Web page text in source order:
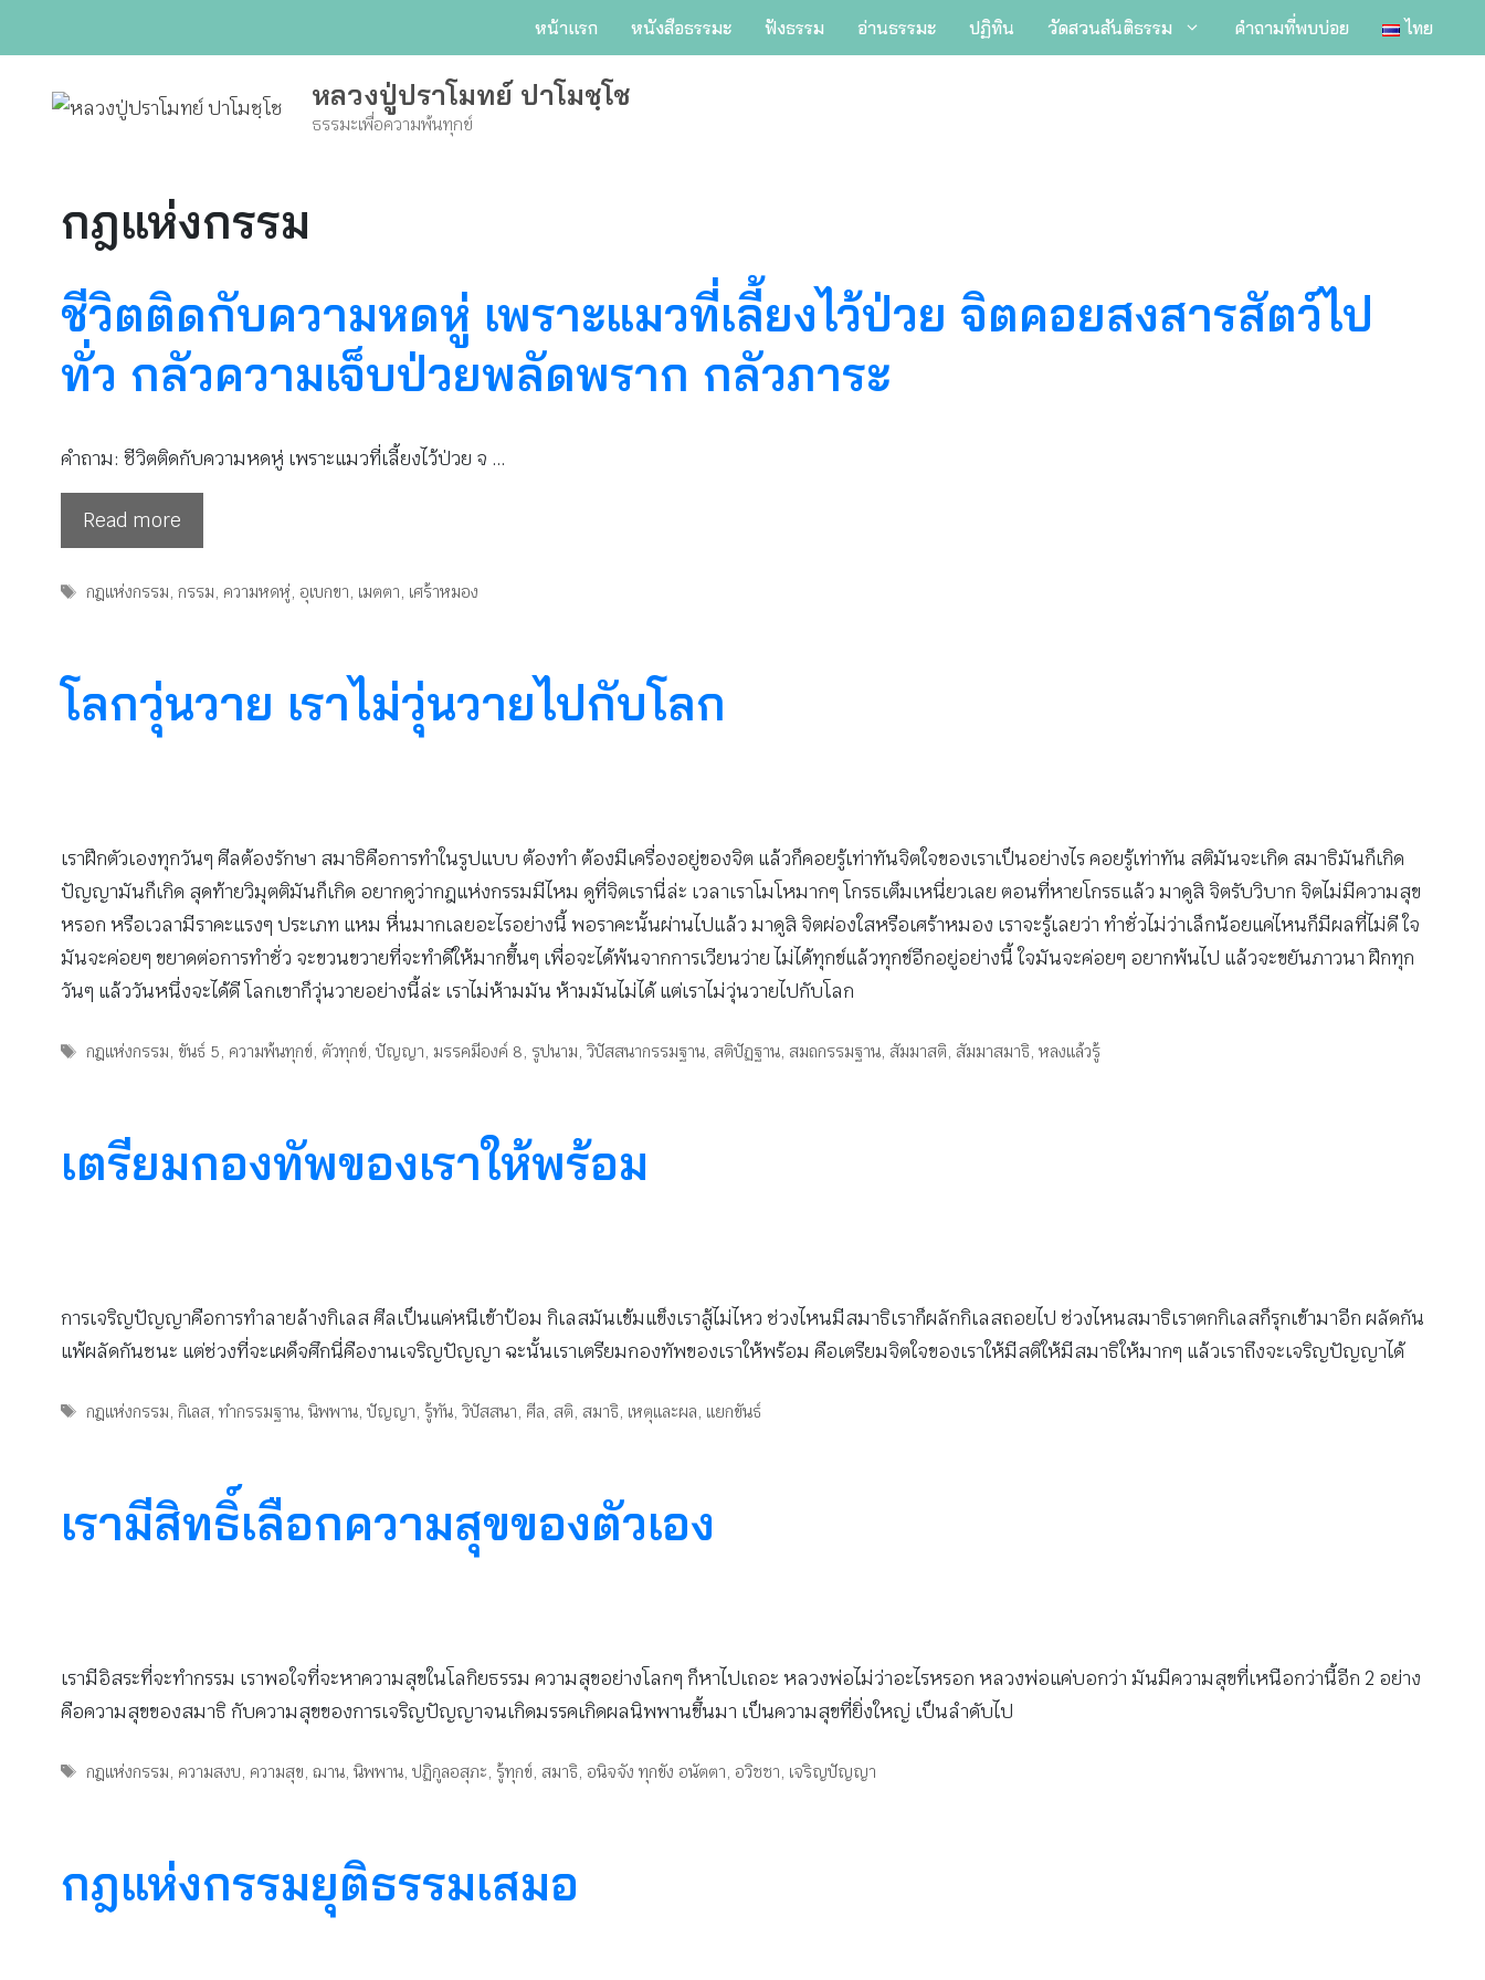
หน้าแรก หนังสือธรรมะ ฟังธรรม อ่านธรรมะ ปฏิทิน วัดสวนสันติธรรม คำถามที่พบบ่อย ไทย
หลวงปู่ปราโมทย์ ปาโมชฺโช
ธรรมะเพื่อความพ้นทุกข์
กฎแห่งกรรม
ชีวิตติดกับความหดหู่ ​เพราะแมวที่เลี้ยงไว้ป่วย จิตคอยสงสารสัตว์​ไป
ทั่ว​ กลัวความเจ็บป่วยพลัดพราก กลัวภาระ
คำถาม: ชีวิตติดกับความหดหู่ ​เพราะแมวที่เลี้ยงไว้ป่วย จ …
Read more
Tags
กฎแห่งกรรม,กรรม, ความหดหู่, อุเบกขา, เมตตา, เศร้าหมอง
โลกวุ่นวาย เราไม่วุ่นวายไปกับโลก
เราฝึกตัวเองทุกวันๆ ศีลต้องรักษา สมาธิคือการทำในรูปแบบ ต้องทำ ต้องมีเครื่องอยู่ของจิต แล้วก็คอยรู้เท่าทันจิตใจของเราเป็นอย่างไร คอยรู้เท่าทัน สติมันจะเกิด สมาธิมันก็เกิด
ปัญญามันก็เกิด สุดท้ายวิมุตติมันก็เกิด อยากดูว่ากฎแห่งกรรมมีไหม ดูที่จิตเรานี่ล่ะ เวลาเราโมโหมากๆ โกรธเต็มเหนี่ยวเลย ตอนที่หายโกรธแล้ว มาดูสิ จิตรับวิบาก จิตไม่มีความสุข
หรอก หรือเวลามีราคะแรงๆ ประเภท แหม หื่นมากเลยอะไรอย่างนี้ พอราคะนั้นผ่านไปแล้ว มาดูสิ จิตผ่องใสหรือเศร้าหมอง เราจะรู้เลยว่า ทำชั่วไม่ว่าเล็กน้อยแค่ไหนก็มีผลที่ไม่ดี ใจ
มันจะค่อยๆ ขยาดต่อการทำชั่ว จะขวนขวายที่จะทำดีให้มากขึ้นๆ เพื่อจะได้พ้นจากการเวียนว่าย ไม่ได้ทุกข์แล้วทุกข์อีกอยู่อย่างนี้ ใจมันจะค่อยๆ อยากพ้นไป แล้วจะขยันภาวนา ฝึกทุก
วันๆ แล้ววันหนึ่งจะได้ดี โลกเขาก็วุ่นวายอย่างนี้ล่ะ เราไม่ห้ามมัน ห้ามมันไม่ได้ แต่เราไม่วุ่นวายไปกับโลก
Tags
กฎแห่งกรรม ขันธ์ 5 ความพ้นทุกข์ ตัวทุกข์ ,ปัญญา มรรคมีองค์ 8 รูปนาม ,วิปัสสนากรรมฐาน สติปัฏฐาน สมถกรรมฐาน สัมมาสติ สัมมาสมาธิ ,หลงแล้วรู้
เตรียมกองทัพของเราให้พร้อม
การเจริญปัญญาคือการทำลายล้างกิเลส ศีลเป็นแค่หนีเข้าป้อม กิเลสมันเข้มแข็งเราสู้ไม่ไหว ช่วงไหนมีสมาธิเราก็ผลักกิเลสถอยไป ช่วงไหนสมาธิเราตกกิเลสก็รุกเข้ามาอีก ผลัดกัน
แพ้ผลัดกันชนะ แต่ช่วงที่จะเผด็จศึกนี่คืองานเจริญปัญญา ฉะนั้นเราเตรียมกองทัพของเราให้พร้อม คือเตรียมจิตใจของเราให้มีสติให้มีสมาธิให้มากๆ แล้วเราถึงจะเจริญปัญญาได้
Tags
กฎแห่งกรรม ,กิเลส ,ทำกรรมฐาน ,นิพพาน ,ปัญญา รู้ทัน ,วิปัสสนา ศีล สติ สมาธิ เหตุและผล แยกขันธ์
เรามีสิทธิ์เลือกความสุขของตัวเอง
เรามีอิสระที่จะทำกรรม เราพอใจที่จะหาความสุขในโลกิยธรรม ความสุขอย่างโลกๆ ก็หาไปเถอะ หลวงพ่อไม่ว่าอะไรหรอก หลวงพ่อแค่บอกว่า มันมีความสุขที่เหนือกว่านี้อีก 2 อย่าง
คือความสุขของสมาธิ กับความสุขของการเจริญปัญญาจนเกิดมรรคเกิดผลนิพพานขึ้นมา เป็นความสุขที่ยิ่งใหญ่ เป็นลำดับไป
Tags
กฎแห่งกรรม ความสงบ ความสุข ,ฌาน ,นิพพาน ,ปฏิกูลอสุภะ รู้ทุกข์ สมาธิ อนิจจัง ทุกขัง อนัตตา อวิชชา เจริญปัญญา
กฎแห่งกรรมยุติธรรมเสมอ